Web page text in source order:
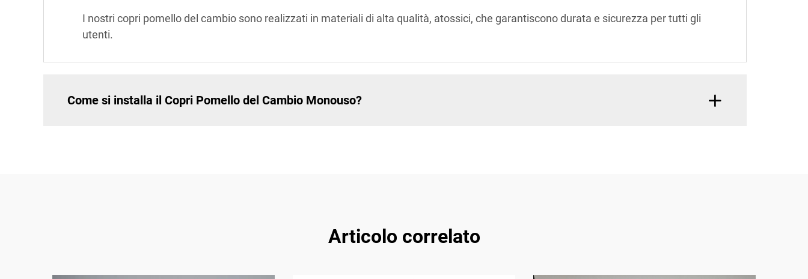
I nostri copri pomello del cambio sono realizzati in materiali di alta qualità, atossici, che garantiscono durata e sicurezza per tutti gli
utenti.
Come si installa il Copri Pomello del Cambio Monouso?
Articolo correlato